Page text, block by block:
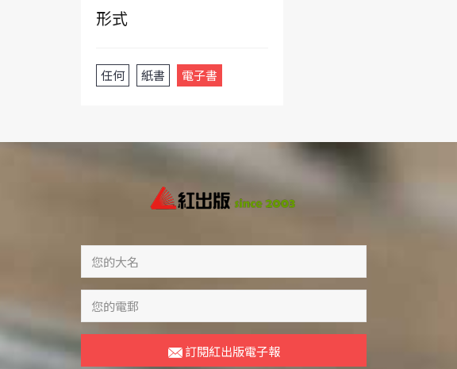
形式
任何 紙書 電子書
訂閱紅出版電子報